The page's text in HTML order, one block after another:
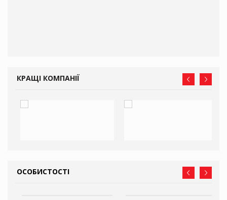
КРАЩІ КОМПАНІЇ
ОСОБИСТОСТІ